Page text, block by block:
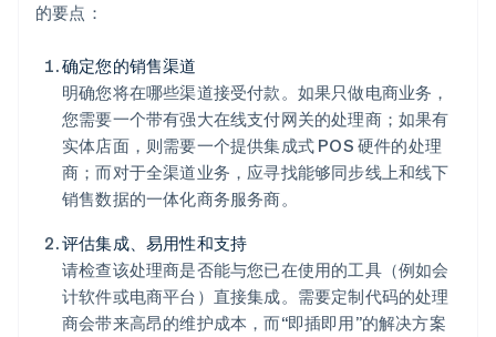
的要点：
确定您的销售渠道
明确您将在哪些渠道接受付款。如果只做电商业务，
您需要一个带有强大在线支付网关的处理商；如果有
实体店面，则需要一个提供集成式 POS 硬件的处理
商；而对于全渠道业务，应寻找能够同步线上和线下
销售数据的一体化商务服务商。
评估集成、易用性和支持
请检查该处理商是否能与您已在使用的工具（例如会
计软件或电商平台）直接集成。需要定制代码的处理
商会带来高昂的维护成本，而“即插即用”的解决方案